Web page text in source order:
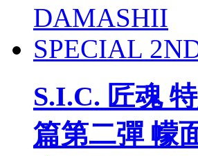
S.I.C. 匠魂
篇第二彈 幪